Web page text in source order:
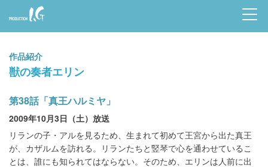
Prod
uctio
n I.G
作品紹介
獣の奏者エリン
第38話「真王ハルミヤ」
2009年10月3日（土）放送
リランの子・アルを見るため、生まれて初めて王宮から出た真王
が、カザルムを訪れる。リランたちと竪琴で心を通わせているこ
とは、誰にも知られてはならない。そのため、エリンは人前に出